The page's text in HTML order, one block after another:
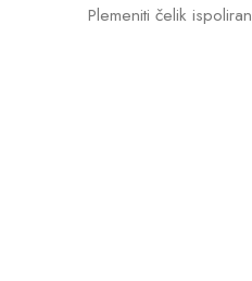
Plemeniti čelik ispoliran